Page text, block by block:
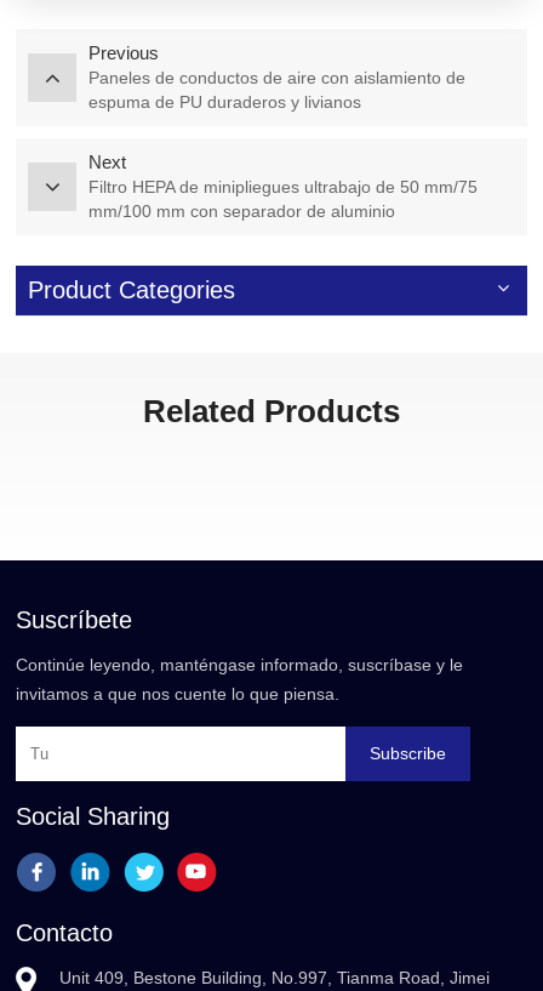
Previous
Paneles de conductos de aire con aislamiento de
espuma de PU duraderos y livianos
Next
Filtro HEPA de minipliegues ultrabajo de 50 mm/75
mm/100 mm con separador de aluminio
Product Categories
Related Products
Suscríbete
Continúe leyendo, manténgase informado, suscríbase y le
invitamos a que nos cuente lo que piensa.
Subscribe
Social Sharing
Contacto
Unit 409, Bestone Building, No.997, Tianma Road, Jimei